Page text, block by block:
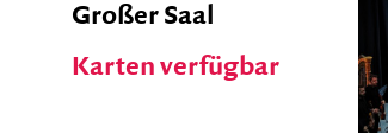
Shop
Großer Saal
Karten verfügbar